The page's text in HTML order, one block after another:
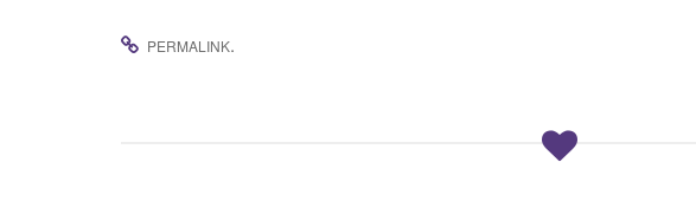
PERMALINK.